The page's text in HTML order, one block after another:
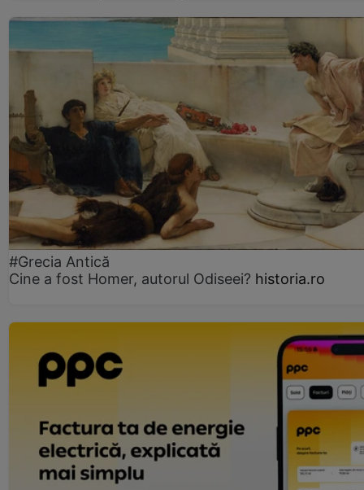
#Grecia Antică
Cine a fost Homer, autorul Odiseei? historia.ro